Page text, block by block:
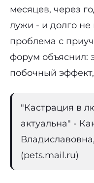
месяцев, через
лужи - и долго не
проблема с
форум объяснил:
побочный
"Кастрация в
актуальна" -
(pets.mail.ru)